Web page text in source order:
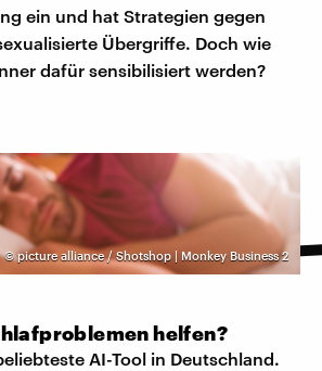
ein und hat Strategien gegen
Übergriffe. Doch wie
dafür sensibilisiert werden?
©picture alliance / Shotshop | Monkey Business 2
helfen?
AI-Tool in Deutschland.